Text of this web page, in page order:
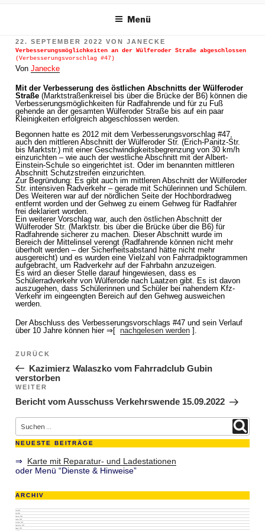
Menü
VERÖFFENTLICHT
AM
22. SEPTEMBER 2022 VONJANECKE
Verbesserungsmöglichkeiten an der Wülferoder Straße abgeschlossen
(Verbesserungsvorschlag #47)
VonJanecke
Mit der Verbesserung des östlichen Abschnitts der Wülferoder
Straße (Marktstraßenkreisel bis über die Brücke der B6) können die
Verbesserungsmöglichkeiten für Radfahrende und für zu Fuß
gehende an der gesamten Wülferoder Straße bis auf ein paar
Kleinigkeiten erfolgreich abgeschlossen werden.
Begonnen hatte es 2012 mit dem Verbesserungsvorschlag #47,
auch den mittleren Abschnitt der Wülferoder Str. (Erich-Panitz-Str.
bis Marktstr.) mit einer Geschwindigkeitsbegrenzung von 30 km/h
einzurichten – wie auch der westliche Abschnitt mit der Albert-
Einstein-Schule so eingerichtet ist. Oder im benannten mittleren
Abschnitt Schutzstreifen einzurichten.
Zur Begründung: Es gibt auch im mittleren Abschnitt der Wülferoder
Str. intensiven Radverkehr – gerade mit Schülerinnen und Schülern.
Des Weiteren war auf der nördlichen Seite der Hochbordradweg
entfernt worden und der Gehweg zu einem Gehweg für Radfahrer
frei deklariert worden.
Ein weiterer Vorschlag war, auch den östlichen Abschnitt der
Wülferoder Str. (Marktstr. bis über die Brücke über die B6) für
Radfahrende sicherer zu machen. Dieser Abschnitt wurde im
Bereich der Mittelinsel verengt (Radfahrende können nicht mehr
überholt werden – der Sicherheitsabstand hätte nicht mehr
ausgereicht) und es wurden eine Vielzahl von Fahrradpiktogrammen
aufgebracht, um Radverkehr auf der Fahrbahn anzuzeigen.
Es wird an dieser Stelle darauf hingewiesen, dass es
Schülerradverkehr von Wülferode nach Laatzen gibt. Es ist davon
auszugehen, dass Schülerinnen und Schüler bei nahendem Kfz-
Verkehr im eingeengten Bereich auf den Gehweg ausweichen
werden.
Der Abschluss des Verbesserungsvorschlags #47 und sein Verlauf
über 10 Jahre können hier ⇒[nachgelesen werden ].
ZURÜCK
Kazimierz Walaszko vom Fahrradclub Gubin
verstorben
WEITER
Bericht vom Ausschuss Verkehrswende 15.09.2022
NEUESTE BEITRÄGE
⇒ Karte mit Reparatur- und Ladestationen
oder Menü “Dienste & Hinweise”
ARCHIV